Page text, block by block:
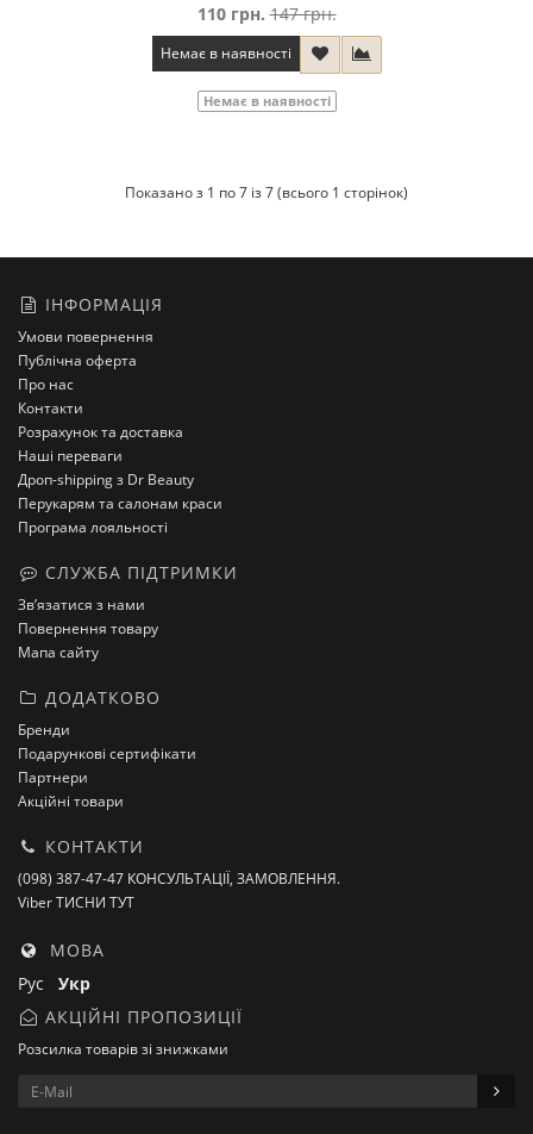
110 грн. 147 грн.
Немає в наявності
Немає в наявності
Показано з 1 по 7 із 7 (всього 1 сторінок)
ІНФОРМАЦІЯ
Умови повернення
Публічна оферта
Про нас
Контакти
Розрахунок та доставка
Наші переваги
Дроп-shipping з Dr Beauty
Перукарям та салонам краси
Програма лояльності
СЛУЖБА ПІДТРИМКИ
Зв’язатися з нами
Повернення товару
Мапа сайту
ДОДАТКОВО
Бренди
Подарункові сертифікати
Партнери
Акційні товари
КОНТАКТИ
(098) 387-47-47 КОНСУЛЬТАЦІЇ, ЗАМОВЛЕННЯ.
Viber ТИСНИ ТУТ
МОВА
Рус Укр
АКЦІЙНІ ПРОПОЗИЦІЇ
Розсилка товарів зі знижками